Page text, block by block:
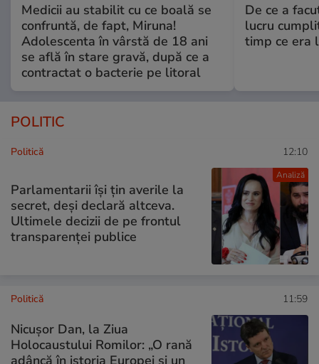
Medicii au stabilit cu ce boală se
confruntă, de fapt, Miruna!
Adolescenta în vârstă de 18 ani
se află în stare gravă, după ce a
contractat o bacterie pe litoral
De ce a
lucru
timp ce era
POLITIC
Analiză
Politică 12:10
Parlamentarii își țin averile la
secret, deși declară altceva.
Ultimele decizii de pe frontul
transparenței publice
Politică 11:59
Nicuşor Dan, la Ziua
Holocaustului Romilor: „O rană